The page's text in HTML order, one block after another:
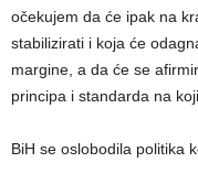
očekujem da će ipak na
stabilizirati i koja će
margine, a da će se
principa i standarda na
BiH se oslobodila politika